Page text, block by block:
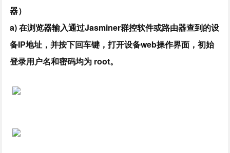
器）
a) 在浏览器输入通过Jasminer群控软件或路由器查到的设
备IP地址，并按下回车键，打开设备web操作界面，初始
登录用户名和密码均为 root。